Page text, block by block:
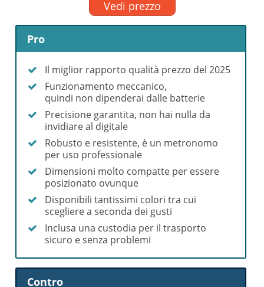
Vedi prezzo
Pro
Il miglior rapporto qualità prezzo del 2025
Funzionamento meccanico,
quindi non dipenderai dalle batterie
Precisione garantita, non hai nulla da
invidiare al digitale
Robusto e resistente, è un metronomo
per uso professionale
Dimensioni molto compatte per essere
posizionato ovunque
Disponibili tantissimi colori tra cui
scegliere a seconda dei gusti
Inclusa una custodia per il trasporto
sicuro e senza problemi
Contro